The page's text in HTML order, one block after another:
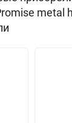
metal